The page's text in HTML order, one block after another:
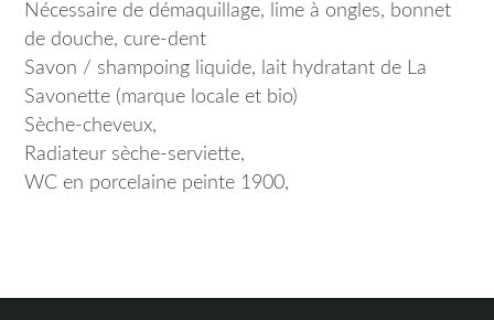
Nécessaire de démaquillage, lime à ongles, bonnet
de douche, cure-dent
Savon / shampoing liquide, lait hydratant de La
Savonette (marque locale et bio)
Sèche-cheveux,
Radiateur sèche-serviette,
WC en porcelaine peinte 1900,